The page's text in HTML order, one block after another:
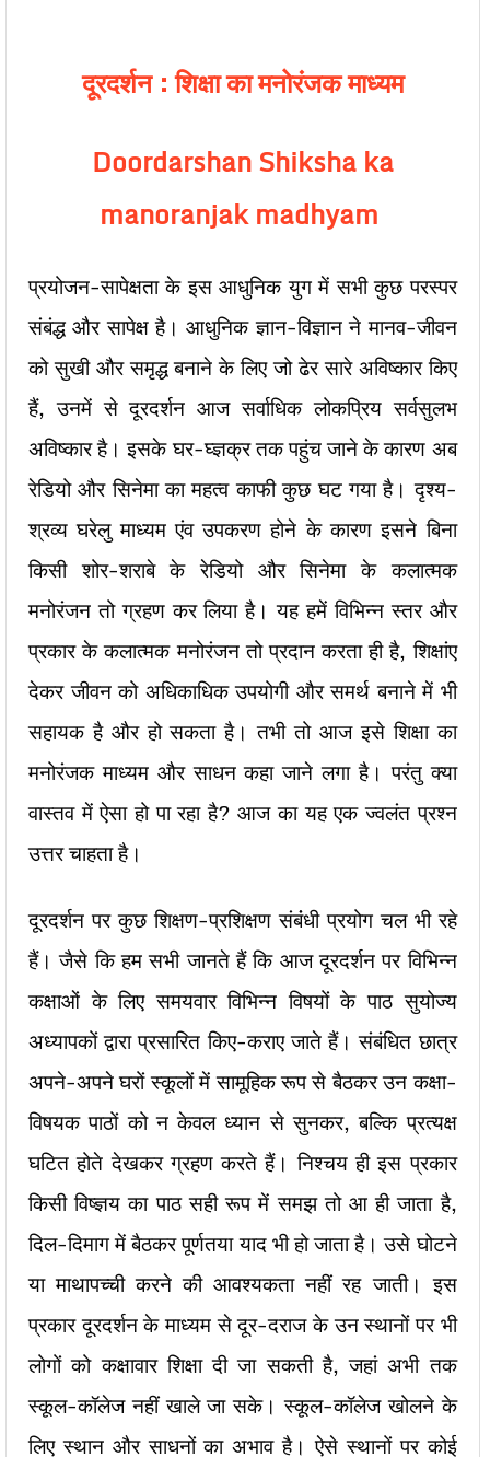
दूरदर्शन : शिक्षा का मनोरंजक माध्यम
Doordarshan Shiksha ka
manoranjak madhyam
प्रयोजन-सापेक्षता के इस आधुनिक युग में सभी कुछ परस्पर
संबंद्ध और सापेक्ष है। आधुनिक ज्ञान-विज्ञान ने मानव-जीवन
को सुखी और समृद्ध बनाने के लिए जो ढेर सारे अविष्कार किए
हैं, उनमें से दूरदर्शन आज सर्वाधिक लोकप्रिय सर्वसुलभ
अविष्कार है। इसके घर-घ्ज्ञक्र तक पहुंच जाने के कारण अब
रेडियो और सिनेमा का महत्व काफी कुछ घट गया है। दृश्य-
श्रव्य घरेलु माध्यम एंव उपकरण होने के कारण इसने बिना
किसी शोर-शराबे के रेडियो और सिनेमा के कलात्मक
मनोरंजन तो ग्रहण कर लिया है। यह हमें विभिन्न स्तर और
प्रकार के कलात्मक मनोरंजन तो प्रदान करता ही है, शिक्षांए
देकर जीवन को अधिकाधिक उपयोगी और समर्थ बनाने में भी
सहायक है और हो सकता है। तभी तो आज इसे शिक्षा का
मनोरंजक माध्यम और साधन कहा जाने लगा है। परंतु क्या
वास्तव में ऐसा हो पा रहा है? आज का यह एक ज्वलंत प्रश्न
उत्तर चाहता है।
दूरदर्शन पर कुछ शिक्षण-प्रशिक्षण संबंंधी प्रयोग चल भी रहे
हैं। जैसे कि हम सभी जानते हैं कि आज दूरदर्शन पर विभिन्न
कक्षाओं के लिए समयवार विभिन्न विषयों के पाठ सुयोज्य
अध्यापकों द्वारा प्रसारित किए-कराए जाते हैं। संबंधित छात्र
अपने-अपने घरों स्कूलों में सामूहिक रूप से बैठकर उन कक्षा-
विषयक पाठों को न केवल ध्यान से सुनकर, बल्कि प्रत्यक्ष
घटित होते देखकर ग्रहण करते हैं। निश्चय ही इस प्रकार
किसी विष्ज्ञय का पाठ सही रूप में समझ तो आ ही जाता है,
दिल-दिमाग में बैठकर पूर्णतया याद भी हो जाता है। उसे घोटने
या माथापच्ची करने की आवश्यकता नहीं रह जाती। इस
प्रकार दूरदर्शन के माध्यम से दूर-दराज के उन स्थानों पर भी
लोगों को कक्षावार शिक्षा दी जा सकती है, जहां अभी तक
स्कूल-कॉलेज नहीं खाले जा सके। स्कूल-कॉलेज खोलने के
लिए स्थान और साधनों का अभाव है। ऐसे स्थानों पर कोई